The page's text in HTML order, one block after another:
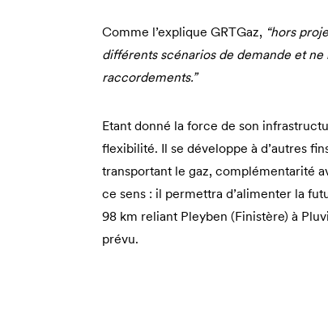
Comme l’explique GRTGaz, “hors
différents scénarios de demande et
raccordements.”
Etant donné la force de son
flexibilité. Il se développe à d’autres
transportant le gaz, complémentarité
ce sens : il permettra d’alimenter la
98 km reliant Pleyben (Finistère) à
prévu.